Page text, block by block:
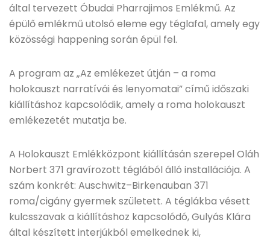
által tervezett Óbudai Pharrajimos Emlékmű. Az
épülő emlékmű utolsó eleme egy téglafal, amely egy
közösségi happening során épül fel.
A program az „Az emlékezet útján – a roma
holokauszt narratívái és lenyomatai” című időszaki
kiállításhoz kapcsolódik, amely a roma holokauszt
emlékezetét mutatja be.
A Holokauszt Emlékközpont kiállításán szerepel Oláh
Norbert 371 gravírozott téglából álló installációja. A
szám konkrét: Auschwitz–Birkenauban 371
roma/cigány gyermek született. A téglákba vésett
kulcsszavak a kiállításhoz kapcsolódó, Gulyás Klára
által készített interjúkból emelkednek ki,